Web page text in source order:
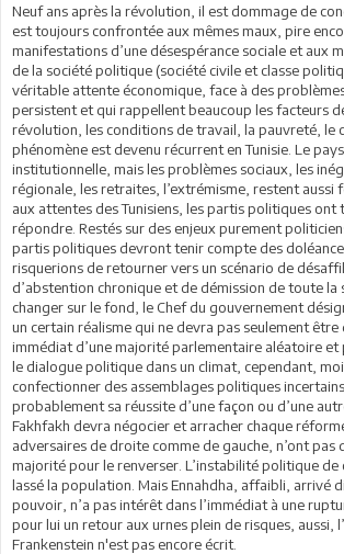
Neuf ans après la révolution, il est dommage de
est toujours confrontée aux mêmes maux, pire
manifestations d’une désespérance sociale et aux
de la société politique (société civile et classe
véritable attente économique, face à des
persistent et qui rappellent beaucoup les facteurs
révolution, les conditions de travail, la pauvreté, le
phénomène est devenu récurrent en Tunisie. Le
institutionnelle, mais les problèmes sociaux, les
régionale, les retraites, l’extrémisme, restent aussi
aux attentes des Tunisiens, les partis politiques
répondre. Restés sur des enjeux purement
partis politiques devront tenir compte des
risquerions de retourner vers un scénario de
d’abstention chronique et de démission de toute la
changer sur le fond, le Chef du gouvernement
un certain réalisme qui ne devra pas seulement
immédiat d’une majorité parlementaire aléatoire
le dialogue politique dans un climat, cependant,
confectionner des assemblages politiques
probablement sa réussite d’une façon ou d’une
Fakhfakh devra négocier et arracher chaque
adversaires de droite comme de gauche, n’ont pas
majorité pour le renverser. L’instabilité politique de
lassé la population. Mais Ennahdha, affaibli, arrivé
pouvoir, n’a pas intérêt dans l’immédiat à une
pour lui un retour aux urnes plein de risques, aussi,
Frankenstein n'est pas encore écrit.